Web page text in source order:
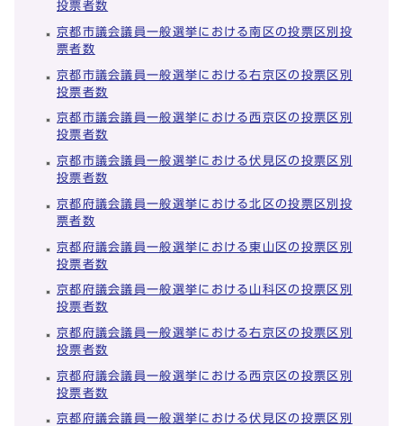
投票者数
京都市議会議員一般選挙における南区の投票区別投
票者数
京都市議会議員一般選挙における右京区の投票区別
投票者数
京都市議会議員一般選挙における西京区の投票区別
投票者数
京都市議会議員一般選挙における伏見区の投票区別
投票者数
京都府議会議員一般選挙における北区の投票区別投
票者数
京都府議会議員一般選挙における東山区の投票区別
投票者数
京都府議会議員一般選挙における山科区の投票区別
投票者数
京都府議会議員一般選挙における右京区の投票区別
投票者数
京都府議会議員一般選挙における西京区の投票区別
投票者数
京都府議会議員一般選挙における伏見区の投票区別